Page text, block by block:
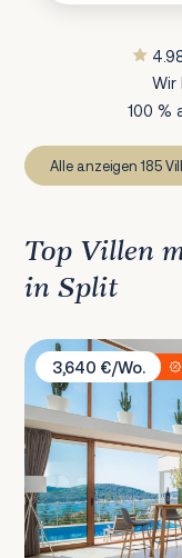
Wir
100 %
Alle anzeigen 185
Top Villen
in Split
Villa Jasmin
3,640 €/Wo.